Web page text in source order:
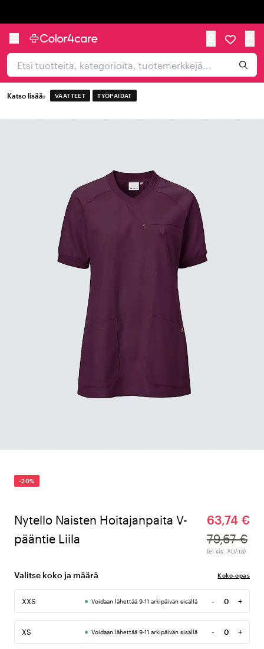
Katso lisää: VAATTEET TYÖPAIDAT
-20%
Nytello Naisten Hoitajanpaita V-
pääntie Liila
63,74 €
79,67 €
(ei sis. ALV:tä)
Valitse koko ja määrä Koko-opas
XXS Voidaan lähettää 9-11 arkipäivän sisällä -
Määrä
+
XS Voidaan lähettää 9-11 arkipäivän sisällä -
Määrä
+